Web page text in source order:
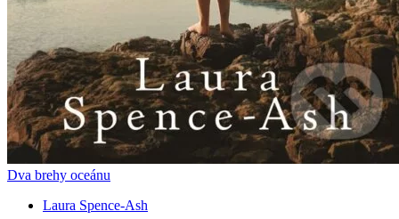
Dva brehy oceánu
Laura Spence-Ash